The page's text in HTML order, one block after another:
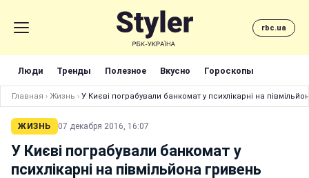
rbc.ua
Люди Тренды Полезное Вкусно Гороскопы
Главная › Жизнь › У Києві пограбували банкомат у психлікарні на
ЖИЗНЬ 07 декабря 2016, 16:07
У Києві пограбували банкомат у
психлікарні на півмільйона гривень